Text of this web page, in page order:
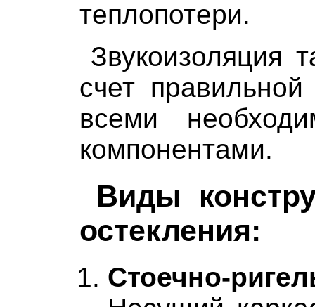
теплопотери.
Звукоизоляция
счет
всеми
компонентами.
Виды
остекления:
Стоечно-